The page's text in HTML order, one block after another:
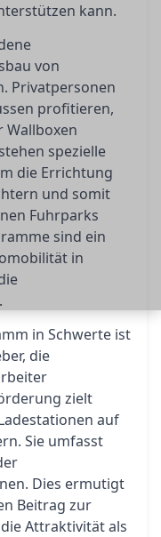
kann.
von
Privatpersonen
profitieren,
Wallboxen
spezielle
die Errichtung
und somit
Fuhrparks
sind ein
in
in Schwerte ist
die
zielt
auf
Sie umfasst
Dies ermutigt
Beitrag zur
Attraktivität als